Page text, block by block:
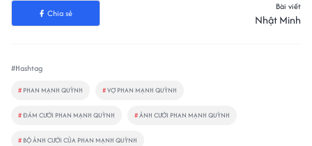
Chia sẻ
Bài viết
Nhật Minh
#Hashtag
# PHAN MẠNH QUỲNH #VỢ PHAN MẠNH QUỲNH
#ĐÁM CƯỚI PHAN MẠNH QUỲNH #ẢNH CƯỚI PHAN MẠNH QUỲNH
# BỘ ẢNH CƯỚI CỦA PHAN MẠNH QUỲNH